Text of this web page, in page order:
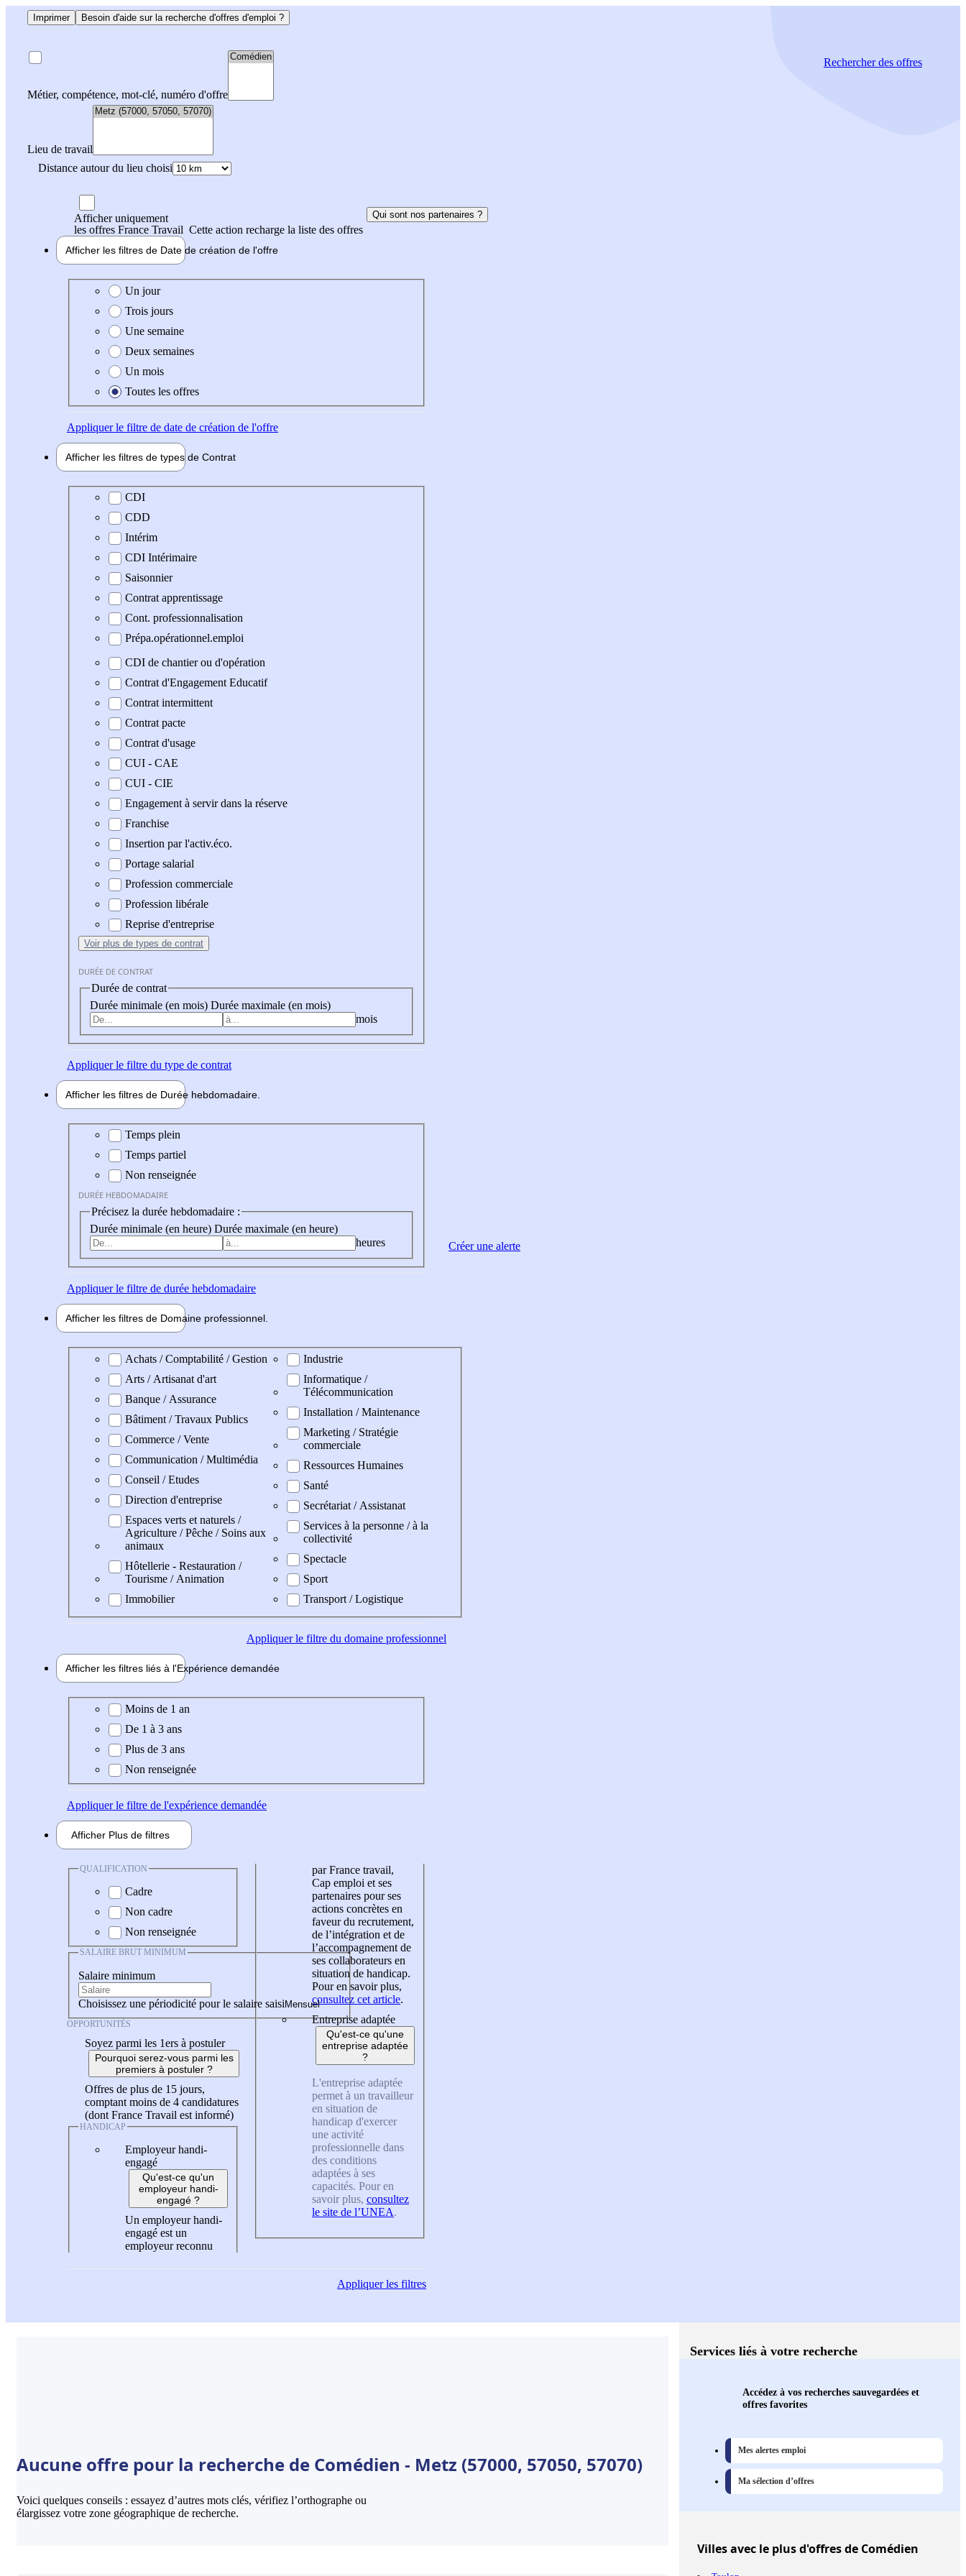
Imprimer Besoin d'aide sur la recherche d'offres d'emploi ?
Métier, compétence, mot-clé, numéro d'offre
Lieu de travail
Distance autour du lieu choisi
Rechercherdes offres
Afficher uniquement
les offres France Travail Cette action recharge la liste des offres
Qui sont nos partenaires ?
Afficher les filtres de Date de création de l'offre
Date de création de l'offre
Un jour
Trois jours
Une semaine
Deux semaines
Un mois
Toutes les offres
Appliquerle filtre de date de création de l'offre
Afficher les filtres de types de Contrat
Type de contrat
CDI
CDD
Intérim
CDI Intérimaire
Saisonnier
Contrat apprentissage
Cont. professionnalisation
Prépa.opérationnel.emploi
CDI de chantier ou d'opération
Contrat d'Engagement Educatif
Contrat intermittent
Contrat pacte
Contrat d'usage
CUI - CAE
CUI - CIE
Engagement à servir dans la réserve
Franchise
Insertion par l'activ.éco.
Portage salarial
Profession commerciale
Profession libérale
Reprise d'entreprise
Voir plus de types de contrat
DURÉE DE CONTRAT
Durée de contrat
Durée minimale (en mois) Durée maximale (en mois)
mois
Appliquerle filtre du type de contrat
Afficher les filtres de Durée hebdomadaire
Durée hebdomadaire
Temps plein
Temps partiel
Non renseignée
DURÉE HEBDOMADAIRE
Précisez la durée hebdomadaire :
Durée minimale (en heure) Durée maximale (en heure)
heures
Appliquerle filtre de durée hebdomadaire
Afficher les filtres de Domaine professionnel
Domaine professionel
Achats / Comptabilité / Gestion
Arts / Artisanat d'art
Banque / Assurance
Bâtiment / Travaux Publics
Commerce / Vente
Communication / Multimédia
Conseil / Etudes
Direction d'entreprise
Espaces verts et naturels /
Agriculture / Pêche / Soins aux
animaux
Hôtellerie - Restauration /
Tourisme / Animation
Immobilier
Industrie
Informatique /
Télécommunication
Installation / Maintenance
Marketing / Stratégie
commerciale
Ressources Humaines
Santé
Secrétariat / Assistanat
Services à la personne / à la
collectivité
Spectacle
Sport
Transport / Logistique
Appliquerle filtre du domaine professionnel
Afficher les filtres liés à l'Expérience demandée
Expérience demandée
Moins de 1 an
De 1 à 3 ans
Plus de 3 ans
Non renseignée
Appliquerle filtre de l'expérience demandée
Afficher Plus de filtres
QUALIFICATION
Cadre
Non cadre
Non renseignée
SALAIRE BRUT MINIMUM
Salaire minimum
Choisissez une périodicité pour le salaire saisi
OPPORTUNITÉS
Soyez parmi les 1ers à postuler
Pourquoi serez-vous parmi les
premiers à postuler ?
Offres de plus de 15 jours,
comptant moins de 4 candidatures
(dont France Travail est informé)
HANDICAP
Employeur handi-
engagé
Qu'est-ce qu'un
employeur handi-
engagé ?
Un employeur handi-
engagé est un
employeur reconnu
par France travail,
Cap emploi et ses
partenaires pour ses
actions concrètes en
faveur du recrutement,
de l’intégration et de
l’accompagnement de
ses collaborateurs en
situation de handicap.
Pour en savoir plus,
consultez cet article.
Entreprise adaptée
Qu'est-ce qu'une
entreprise adaptée
?
L'entreprise adaptée
permet à un travailleur
en situation de
handicap d'exercer
une activité
professionnelle dans
des conditions
adaptées à ses
capacités. Pour en
savoir plus, consultez
le site de l’UNEA.
Appliquerles filtres
Créer une alerte
Aucune offre pour la recherche de Comédien - Metz (57000, 57050, 57070)
Voici quelques conseils : essayez d’autres mots clés, vérifiez l’orthographe ou
élargissez votre zone géographique de recherche.
Services liés à votre recherche
Accédez à vos recherches sauvegardées et
offres favorites
Mes alertes emploi
Ma sélection d’offres
Villesavec le plus d'offres de Comédien